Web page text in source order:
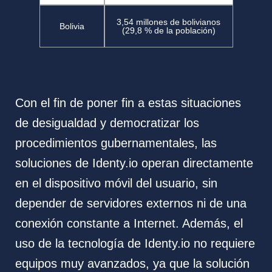
Bolivia
3,54 millones de bolivianos
(29,8 % de la población)
Con el fin de poner fin a estas situaciones
de desigualdad y democratizar los
procedimientos gubernamentales, las
soluciones de Identy.io operan directamente
en el dispositivo móvil del usuario, sin
depender de servidores externos ni de una
conexión constante a Internet. Además, el
uso de la tecnología de Identy.io no requiere
equipos muy avanzados, ya que la solución